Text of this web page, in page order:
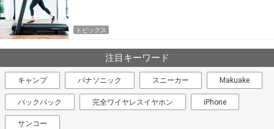
トピックス
注目キーワード
キャンプ パナソニック スニーカー Makuake
バックパック 完全ワイヤレスイヤホン iPhone
サンコー